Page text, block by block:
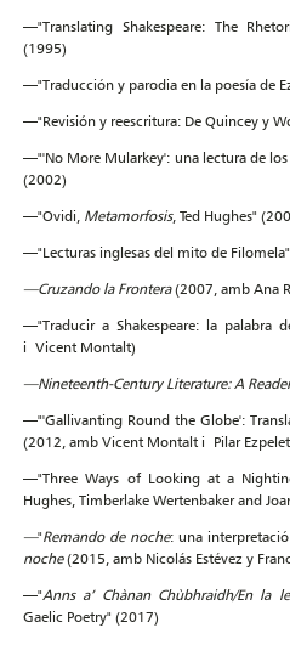
—"Translating Shakespeare: The
(1995)
—"Traducción y parodia en la poesía de
—"Revisión y reescritura: De Quincey y
—"'No More Mularkey': una lectura de los
(2002)
—"Ovidi, Metamorfosis, Ted Hughes"
—"Lecturas inglesas del mito de
—Cruzando la Frontera(2007, amb Ana
—"Traducir a Shakespeare: la palabra
i Vicent Montalt)
—Nineteenth-Century Literature: A
—"'Gallivanting Round the Globe':
(2012, amb Vicent Montalt i Pilar
—"Three Ways of Looking at a
Hughes, Timberlake Wertenbaker and
—"Remando de noche: una
noche(2015, amb Nicolás Estévez y
—"Anns a’ Chànan Chùbhraidh/En la
Gaelic Poetry" (2017)